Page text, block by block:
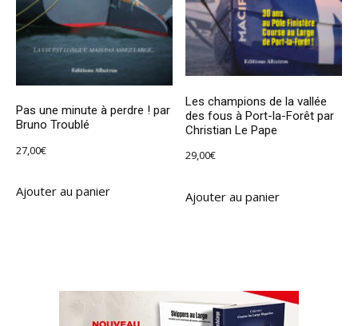
Pas une minute à perdre ! par
Bruno Troublé
27,00€
Ajouter au panier
Les champions de la vallée
des fous à Port-la-Forêt par
Christian Le Pape
29,00€
Ajouter au panier